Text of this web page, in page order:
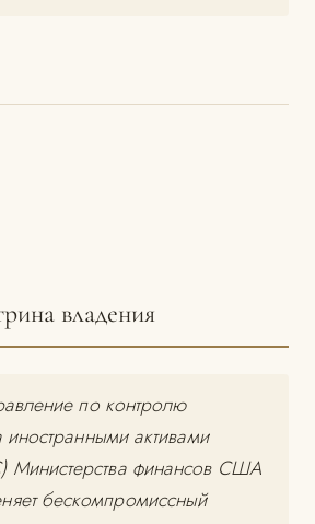
владения
по контролю
иностранными активами
Министерства финансов США
бескомпромиссный